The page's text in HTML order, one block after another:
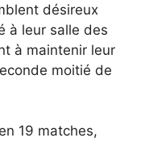
désireux
à leur salle des
à maintenir leur
moitié de
19 matches,